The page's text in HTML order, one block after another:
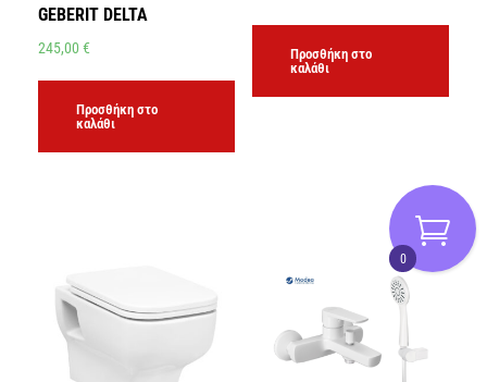
GEBERIT DELTA
245,00 €
Προσθήκη στο
καλάθι
Προσθήκη στο
καλάθι
0